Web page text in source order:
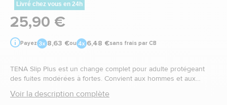
Livré chez vous en 24h
25,90 €
Payez 8,63 €ou 6,48 €sans frais par CB
TENA Slip Plus est un change complet pour adulte protégeant
des fuites modérées à fortes. Convient aux hommes et aux
Voir la description complète